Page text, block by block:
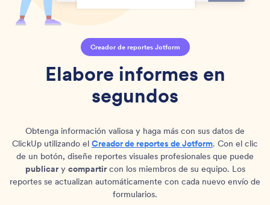
Creador de reportes Jotform
Elabore informes en
segundos
Obtenga información valiosa y haga más con sus datos de
ClickUp utilizando el Creador de reportes de Jotform. Con el clic
de un botón, diseñe reportes visuales profesionales que puede
publicary compartircon los miembros de su equipo. Los
reportes se actualizan automáticamente con cada nuevo envío de
formularios.